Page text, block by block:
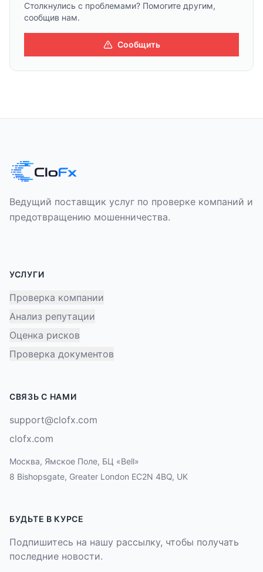
Столкнулись с проблемами? Помогите другим,
сообщив нам.
Сообщить
Ведущий поставщик услуг по проверке компаний и
предотвращению мошенничества.
УСЛУГИ
Проверка компании
Анализ репутации
Оценка рисков
Проверка документов
СВЯЗЬ С НАМИ
support@clofx.com
clofx.com
Москва, Ямское Поле, БЦ «Bell»
8 Bishopsgate, Greater London EC2N 4BQ, UK
БУДЬТЕ В КУРСЕ
Подпишитесь на нашу рассылку, чтобы получать
последние новости.